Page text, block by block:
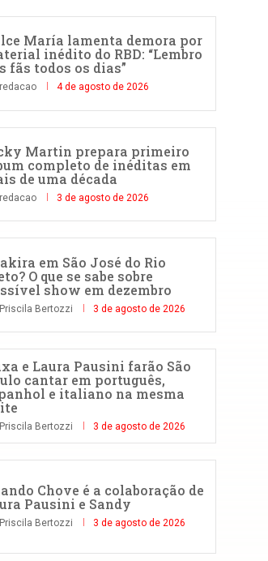
María lamenta demora por
inédito do RBD: “Lembro
fãs todos os dias”
redacao 4 de agosto de 2026
Martin prepara primeiro
completo de inéditas em
de uma década
redacao 3 de agosto de 2026
em São José do Rio
O que se sabe sobre
show em dezembro
Priscila Bertozzi 3 de agosto de 2026
e Laura Pausini farão São
cantar em português,
e italiano na mesma
Priscila Bertozzi 3 de agosto de 2026
Chove é a colaboração de
Pausini e Sandy
Priscila Bertozzi 3 de agosto de 2026